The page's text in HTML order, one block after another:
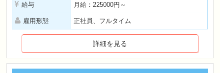
給与 月給：225000円～
雇用形態 正社員、フルタイム
詳細を見る